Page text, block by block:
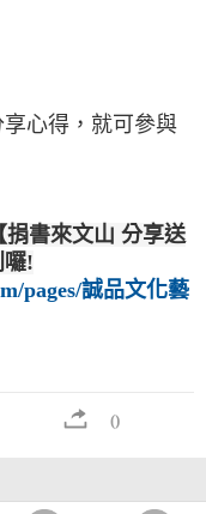
心得，就可參與
捐書來文山 分享送
囉!
pages/誠品文化藝
()